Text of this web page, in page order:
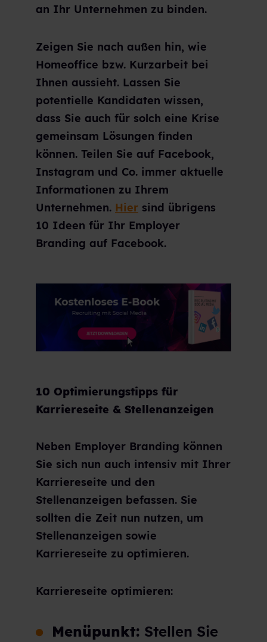
an Ihr Unternehmen zu binden.
Zeigen Sie nach außen hin, wie
Homeoffice bzw. Kurzarbeit bei
Ihnen aussieht. Lassen Sie
potentielle Kandidaten wissen,
dass Sie auch für solch eine Krise
gemeinsam Lösungen finden
können. Teilen Sie auf Facebook,
Instagram und Co. immer aktuelle
Informationen zu Ihrem
Unternehmen. Hier sind übrigens
10 Ideen für Ihr Employer
Branding auf Facebook.
10 Optimierungstipps für
Karriereseite & Stellenanzeigen
Neben Employer Branding können
Sie sich nun auch intensiv mit Ihrer
Karriereseite und den
Stellenanzeigen befassen. Sie
sollten die Zeit nun nutzen, um
Stellenanzeigen sowie
Karriereseite zu optimieren.
Karriereseite optimieren:
Menüpunkt: Stellen Sie